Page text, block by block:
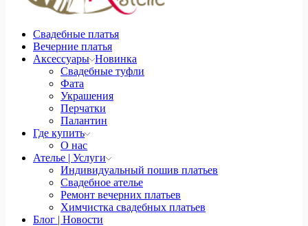
Свадебные платья
Вечерние платья
Аксессуары Новинка
Свадебные туфли
Фата
Украшения
Перчатки
Палантин
Где купить
О нас
Ателье | Услуги
Индивидуальный пошив платьев
Свадебное ателье
Ремонт вечерних платьев
Химчистка свадебных платьев
Блог | Новости